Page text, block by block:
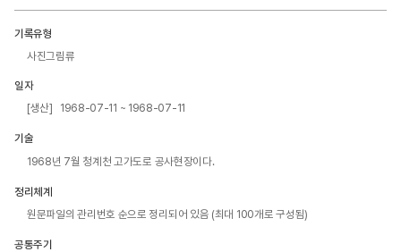
기록유형
사진그림류
일자
[생산] 1968-07-11 ~ 1968-07-11
기술
1968년 7월 청계천 고가도로 공사현장이다.
정리체계
원문파일의 관리번호 순으로 정리되어 있음 (최대 100개로 구성됨)
공통주기